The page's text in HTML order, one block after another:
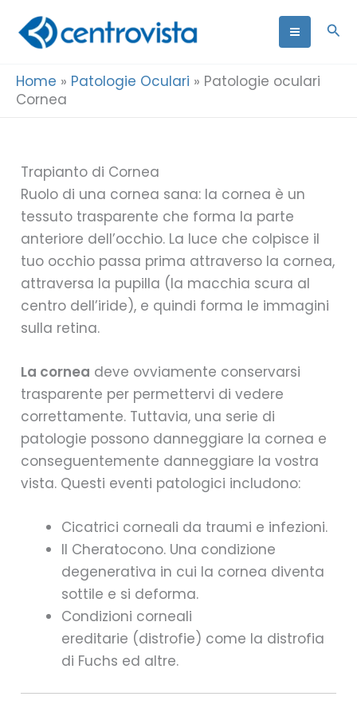
contenuto
Home » Patologie Oculari » Patologie oculari
Cornea
Trapianto di Cornea
Ruolo di una cornea sana: la cornea è un
tessuto trasparente che forma la parte
anteriore dell’occhio. La luce che colpisce il
tuo occhio passa prima attraverso la cornea,
attraversa la pupilla (la macchia scura al
centro dell’iride), e quindi forma le immagini
sulla retina.
La cornea deve ovviamente conservarsi
trasparente per permettervi di vedere
correttamente. Tuttavia, una serie di
patologie possono danneggiare la cornea e
conseguentemente danneggiare la vostra
vista. Questi eventi patologici includono:
Cicatrici corneali da traumi e infezioni.
Il Cheratocono. Una condizione
degenerativa in cui la cornea diventa
sottile e si deforma.
Condizioni corneali
ereditarie (distrofie) come la distrofia
di Fuchs ed altre.